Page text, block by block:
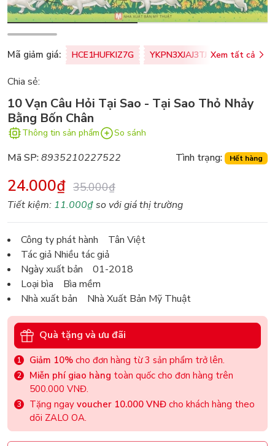
Mã giảm giá: HCE1HUFKIZ7G YKPN3XJAJ3TJ Xem tất cả
Chia sẻ:
10 Vạn Câu Hỏi Tại Sao - Tại Sao Thỏ Nhảy
Bằng Bốn Chân
Thông tin sản phẩm So sánh
Mã SP:8935210227522 Tình trạng: Hết hàng
24.000₫ 35.000₫
Tiết kiệm: 11.000₫so với giá thị trường
Công ty phát hành Tân Việt
Tác giả Nhiều tác giả
Ngày xuất bản 01-2018
Loại bìa Bìa mềm
Nhà xuất bản Nhà Xuất Bản Mỹ Thuật
Quà tặng và ưu đãi
Giảm 10% cho đơn hàng từ 3 sản phẩm trở lên.
Miễn phí giao hàng toàn quốc cho đơn hàng trên
500.000 VNĐ.
Tặng ngay voucher 10.000 VNĐ cho khách hàng theo
dõi ZALO OA.